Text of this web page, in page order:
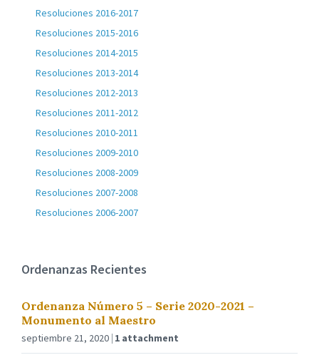
Resoluciones 2016-2017
Resoluciones 2015-2016
Resoluciones 2014-2015
Resoluciones 2013-2014
Resoluciones 2012-2013
Resoluciones 2011-2012
Resoluciones 2010-2011
Resoluciones 2009-2010
Resoluciones 2008-2009
Resoluciones 2007-2008
Resoluciones 2006-2007
Ordenanzas Recientes
Ordenanza Número 5 – Serie 2020-2021 –
Monumento al Maestro
septiembre 21, 2020 1 attachment